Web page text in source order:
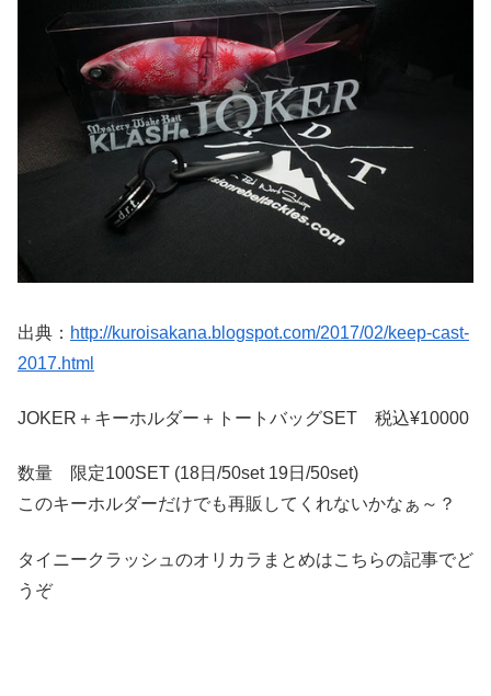
出典： http://kuroisakana.blogspot.com/2017/02/keep-cast-
2017.html
JOKER＋キーホルダー＋トートバッグSET 税込¥10000
数量 限定100SET (18日/50set 19日/50set)
このキーホルダーだけでも再販してくれないかなぁ～？
タイニークラッシュのオリカラまとめはこちらの記事でど
うぞ